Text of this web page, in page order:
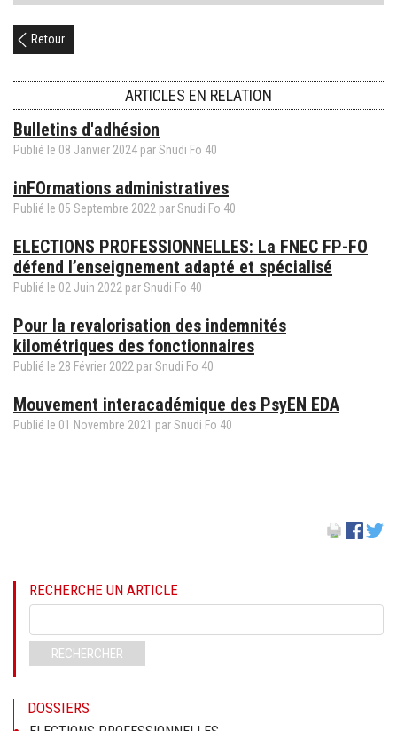
Retour
ARTICLES EN RELATION
Bulletins d'adhésion
Publié le 08 Janvier 2024 par Snudi Fo 40
inFOrmations administratives
Publié le 05 Septembre 2022 par Snudi Fo 40
ELECTIONS PROFESSIONNELLES: La FNEC FP-FO
défend l’enseignement adapté et spécialisé
Publié le 02 Juin 2022 par Snudi Fo 40
Pour la revalorisation des indemnités
kilométriques des fonctionnaires
Publié le 28 Février 2022 par Snudi Fo 40
Mouvement interacadémique des PsyEN EDA
Publié le 01 Novembre 2021 par Snudi Fo 40
RECHERCHE UN ARTICLE
clés
RECHERCHER
DOSSIERS